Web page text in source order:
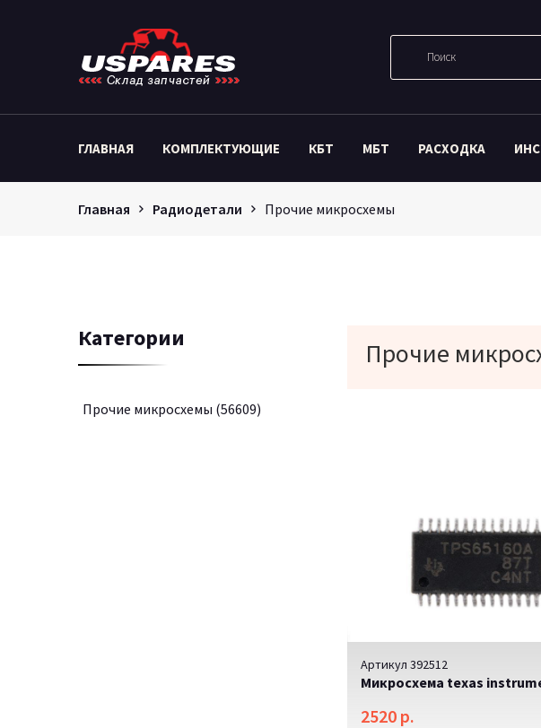
ГЛАВНАЯ КОМПЛЕКТУЮЩИЕ КБТ МБТ РАСХОДКА
Главная Радиодетали Прочие микросхемы
Категории
Прочие микросхемы (56609)
Прочие
Артикул 392512
Микросхема texas
2520 р.